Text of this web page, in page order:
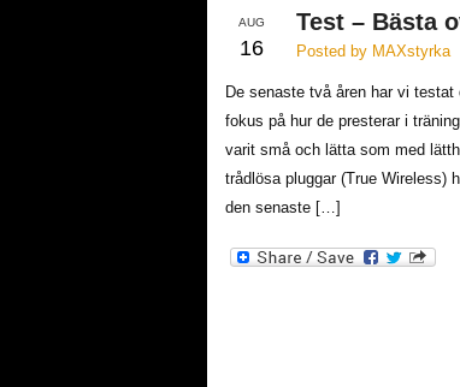
AUG
16
Test – Bästa
Posted by MAXstyrka
De senaste två åren har vi
fokus på hur de presterar i
varit små och lätta som med
trådlösa pluggar (True Wireless)
den senaste […]